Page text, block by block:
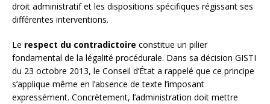
droit administratif et les dispositions spécifiques régissant ses
différentes interventions.
Le respect du contradictoire constitue un pilier
fondamental de la légalité procédurale. Dans sa décision GISTI
du 23 octobre 2013, le Conseil d’État a rappelé que ce principe
s’applique même en l’absence de texte l’imposant
expressément. Concrètement, l’administration doit mettre